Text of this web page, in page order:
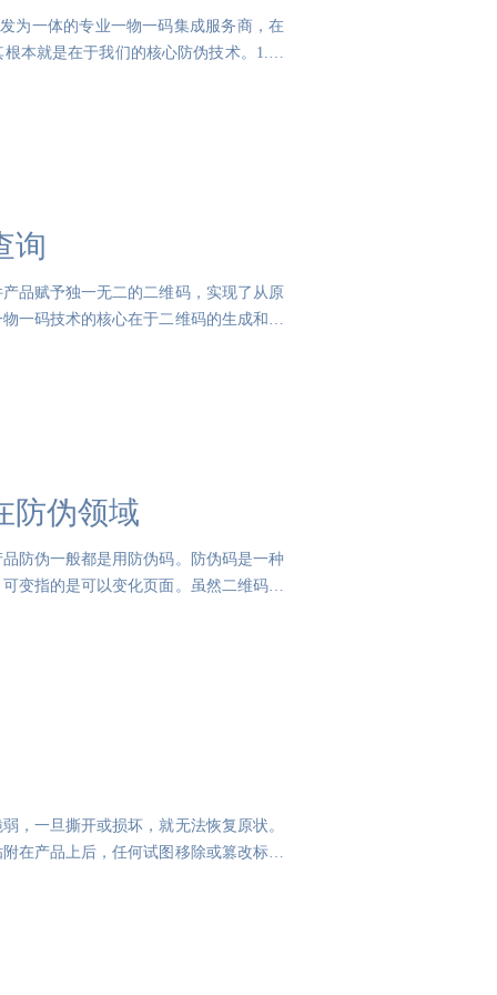
为一体的专业一物一码集成服务商，在
本就是在于我们的核心防伪技术。1.裸
询
品赋予独一无二的二维码，实现了从原
一码技术的核心在于二维码的生成和赋
防伪领域
防伪一般都是用防伪码。防伪码是一种
变指的是可以变化页面。虽然二维码的
，一旦撕开或损坏，就无法恢复原状。
在产品上后，任何试图移除或篡改标签